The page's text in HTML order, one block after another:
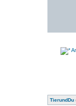
TierundDu